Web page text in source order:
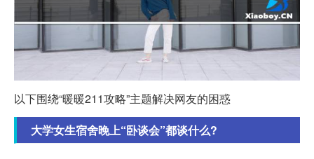
以下围绕“暖暖211攻略”主题解决网友的困惑
大学女生宿舍晚上“卧谈会”都谈什么?